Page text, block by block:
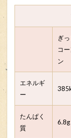
ぎ
コ
ン
エネルギ
ー
たんぱく
質
6.8g